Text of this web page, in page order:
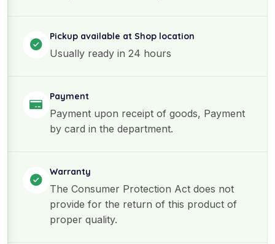
Pickup available at Shop location
Usually ready in 24 hours
Payment
Payment upon receipt of goods, Payment
by card in the department.
Warranty
The Consumer Protection Act does not
provide for the return of this product of
proper quality.